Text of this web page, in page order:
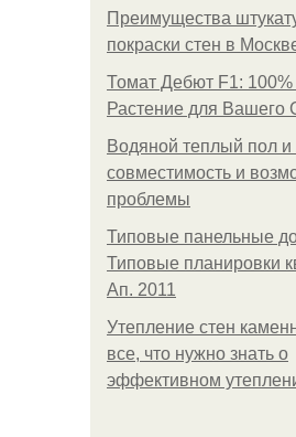
Преимущества
покраски стен в
Томат Дебют F1:
Растение для Вашего
Водяной теплый пол и
совместимость и
проблемы
Типовые панельные
Типовые планировки
Ап. 2011
Утепление стен
все, что нужно знать о
эффективном